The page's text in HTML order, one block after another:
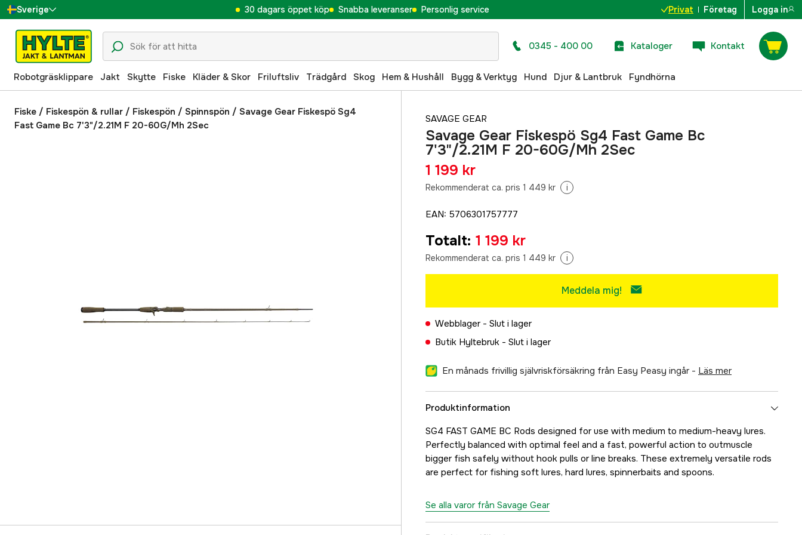
Sverige
Danmark
Suomi
Norge
Deutschland
30 dagars öppet köp Snabba leveranser Personlig service Privat Företag Logga in
0345 - 400 00 Kataloger Kontakt
Robotgräsklippare Jakt Skytte Fiske Kläder & Skor Friluftsliv Trädgård Skog Hem & Hushåll Bygg & Verktyg Hund Djur & Lantbruk Fyndhörna
Fiske / Fiskespön & rullar / Fiskespön / Spinnspön / Savage Gear Fiskespö Sg4
Fast Game Bc 7'3"/2.21M F 20-60G/Mh 2Sec
SAVAGE GEAR
Savage Gear Fiskespö Sg4 Fast Game Bc
7'3"/2.21M F 20-60G/Mh 2Sec
1 199 kr
Rekommenderat ca. pris 1 449 kr i
EAN: 5706301757777
Totalt: 1 199 kr
Rekommenderat ca. pris 1 449 kr i
Meddela mig!
Webblager - Slut i lager
Butik Hyltebruk - Slut i lager
En månads frivillig självriskförsäkring från Easy Peasy ingår - läs mer
Produktinformation
SG4 FAST GAME BC Rods designed for use with medium to medium-heavy lures.
Perfectly balanced with optimal feel and a fast, powerful action to outmuscle
bigger fish safely without hook pulls or line breaks. These extremely versatile rods
are perfect for fishing soft lures, hard lures, spinnerbaits and spoons.
Se alla varor från Savage Gear